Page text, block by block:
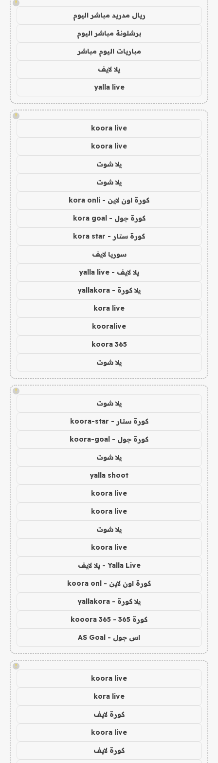
!
ريال مدريد مباشر اليوم
برشلونة مباشر اليوم
مباريات اليوم مباشر
يلا لايف
yalla live
!
koora live
koora live
يلا شوت
يلا شوت
كورة اون لاين - kora onli
كورة جول - kora goal
كورة ستار - kora star
سوريا لايف
يلا لايف - yalla live
يلا كورة - yallakora
kora live
kooralive
koora 365
يلا شوت
!
يلا شوت
كورة ستار - koora-star
كورة جول - koora-goal
يلا شوت
yalla shoot
koora live
koora live
يلا شوت
koora live
Yalla Live - يلا لايف
كورة اون لاين - koora onl
يلا كورة - yallakora
كورة 365 - kooora 365
اس جول - AS Goal
!
koora live
kora live
كورة لايف
koora live
كورة لايف